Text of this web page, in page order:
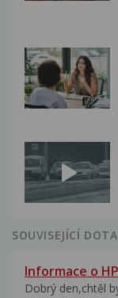
SOUVISEJÍCÍ
Informace o
Dobrý den,chtěl